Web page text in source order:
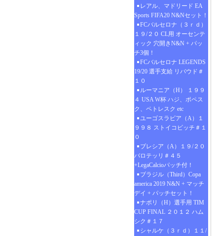
レアル、マドリード EA
Sports FIFA20 N&Nセット！
FCバルセロナ（３ｒｄ）
１９/２０ CL用 オーセンテ
ィック 穴開きN&N + パッ
チ3個！
FCバルセロナ LEGENDS
19/20 選手支給 リバウド＃
１０
ルーマニア（H） １９９
４ USA W杯 ハジ、ポペス
ク、ペトレスク etc
ユーゴスラビア（A）１
９９８ ストイコビッチ＃１
０
ブレシア（A）１９/２０
バロテッリ＃４５
+LegaCalcioパッチ付！
ブラジル（Third）Copa
america 2019 N&N + マッチ
デイ + パッチセット！
ナポリ（H）選手用 TIM
CUP FINAL ２０１２ ハム
シク＃１７
シャルケ（３ｒｄ）１１/